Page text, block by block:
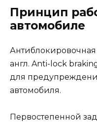
Принцип
автомобиле
Антиблокировочная
англ. Anti-lock
для
автомобиля.
Первостепенной